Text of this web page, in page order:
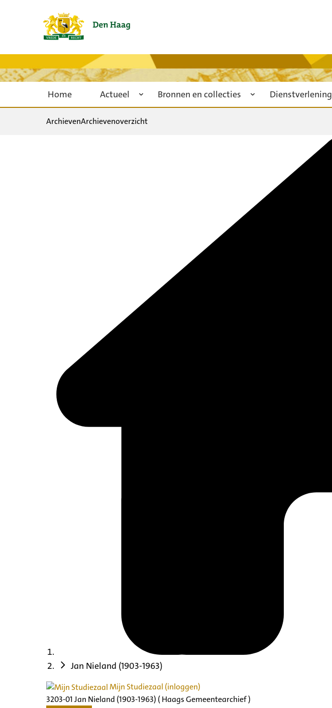
Home Actueel Bronnen en collecties Dienstverlening
ArchievenArchievenoverzicht
Jan Nieland (1903-1963)
Mijn Studiezaal (inloggen)
3203-01 Jan Nieland (1903-1963) ( Haags Gemeentearchief )